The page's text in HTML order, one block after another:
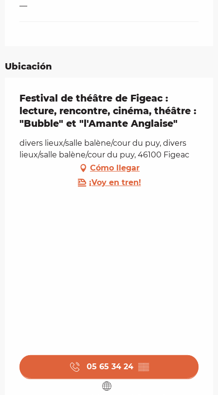
—
Ubicación
Festival de théâtre de Figeac :
lecture, rencontre, cinéma, théâtre :
"Bubble" et "l'Amante Anglaise"
divers lieux/salle balène/cour du puy, divers
lieux/salle balène/cour du puy, 46100 Figeac
Cómo llegar
¡Voy en tren!
05 65 34 24 ▒▒